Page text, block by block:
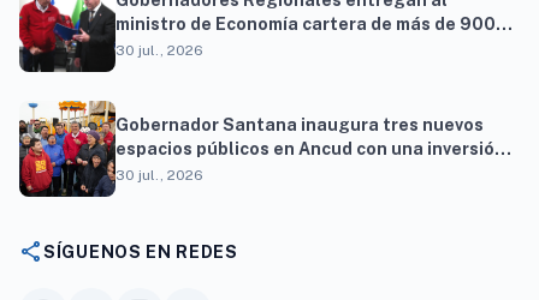
ministro de Economía cartera de más de 900
proyectos que proyectan generar cerca de 27
30 jul., 2026
Gobernador Santana inaugura tres nuevos
espacios públicos en Ancud con una inversión
superior a $294 millones
30 jul., 2026
shareSÍGUENOS EN REDES